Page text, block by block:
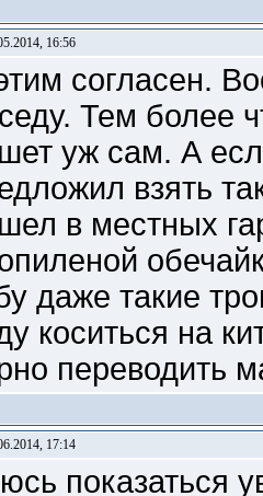
16:56
согласен.
Тем более
уж сам. А
взять
в местных
даже такие
коситься на
переводить
17:14
показаться